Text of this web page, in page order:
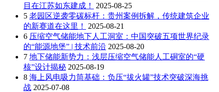
目在江苏如东建成！
2025-08-25
5 老园区逆袭零碳标杆：贵州案例拆解，传统建筑企业
的新赛道在这里！
2025-08-21
6 压缩空气储能地下人工洞室：中国突破五项世界纪录
的“能源地堡” | 技术前沿 2025-08-20
7 地下储能新势力：浅层压缩空气储能人工硐室的“硬
核”设计揭秘 2025-08-19
8 海上风电吸力筒基础：负压“拔火罐”技术突破深海挑
战 2025-07-08